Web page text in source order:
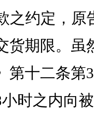
之约定，原
货期限。虽
第十二条第3
小时之内向